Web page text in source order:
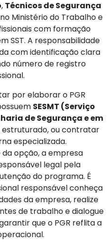
, Técnicos de Segurança
Ministério do Trabalho e
com formação
SST. A responsabilidade
com identificação clara
número de registro
por elaborar o PGR
SESMT (Serviço
de Segurança e em
estruturado, ou contratar
especializada.
opção, a empresa
legal pela
do programa. É
responsável conheça
da empresa, realize
de trabalho e dialogue
que o PGR reflita a